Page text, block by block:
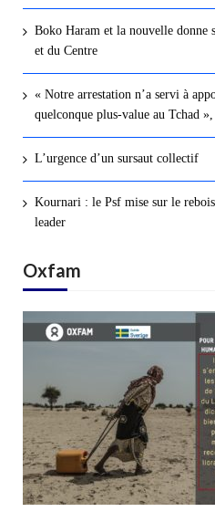
Boko Haram et la nouvelle donne
et du Centre
« Notre arrestation n’a servi à
quelconque plus-value au Tchad
L’urgence d’un sursaut collectif
Kournari : le Psf mise sur le
leader
Oxfam